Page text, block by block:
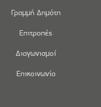
Γραμμή Δημότη
Επιτροπές
Διαγωνισμοί
Επικοινωνία